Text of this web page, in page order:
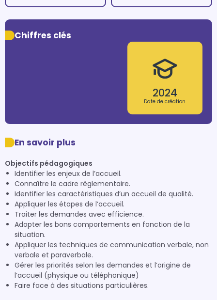
Chiffres clés
2024
Date de création
En savoir plus
Objectifs pédagogiques
Identifier les enjeux de l’accueil.
Connaître le cadre règlementaire.
Identifier les caractéristiques d’un accueil de qualité.
Appliquer les étapes de l’accueil.
Traiter les demandes avec efficience.
Adopter les bons comportements en fonction de la
situation.
Appliquer les techniques de communication verbale, non
verbale et paraverbale.
Gérer les priorités selon les demandes et l’origine de
l’accueil (physique ou téléphonique)
Faire face à des situations particulières.